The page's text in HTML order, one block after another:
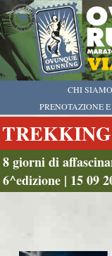
CHI SIAMO
PRENOTAZIONE
8 giorni di
6^edizione | 15 09